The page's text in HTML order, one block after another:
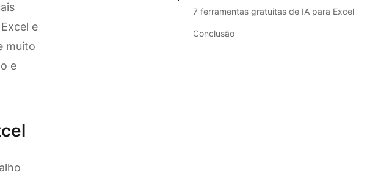
e
muito
e
7 ferramentas gratuitas de IA para Excel
Conclusão